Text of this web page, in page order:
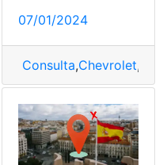
vehículo
07/01/2024
Consulta,Chevrolet,